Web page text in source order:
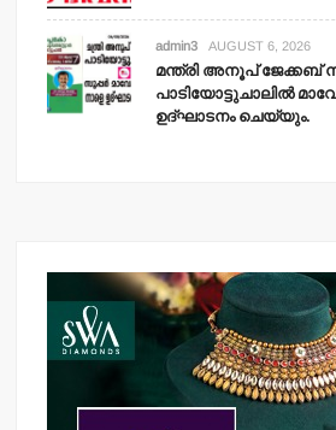
admin3 AUGUST 6, 2026
മന്ത്രി അനൂപ് ജേക്കബ്
പാടിയോട്ടുചാലില്‍
ഉദ്ഘാടനം ചെയ്യും.